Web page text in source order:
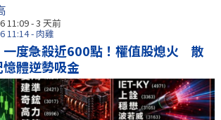
11:09 - 3 天前
11:14 - 肉雞
一度急殺近600點！權值股熄火 散
體逆勢吸金